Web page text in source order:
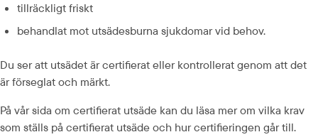
tillräckligt friskt
behandlat mot utsädesburna sjukdomar vid behov.
Du ser att utsädet är certifierat eller kontrollerat genom att det
är förseglat och märkt.
På vår sida om certifierat utsäde kan du läsa mer om vilka krav
som ställs på certifierat utsäde och hur certifieringen går till.